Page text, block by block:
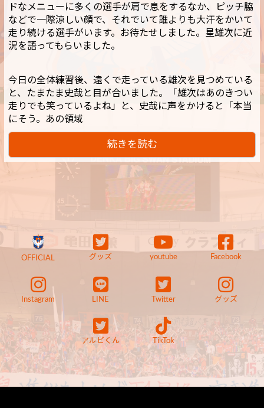
ドなメニューに多くの選手が肩で息をするなか、ピッチ脇
などで一際涼しい顔で、それでいて誰よりも大汗をかいて
走り続ける選手がいます。お待たせしました。星雄次に近
況を語ってもらいました。
今日の全体練習後、遠くで走っている雄次を見つめている
と、たまたま史哉と目が合いました。「雄次はあのきつい
走りでも笑っているよね」と、史哉に声をかけると「本当
にそう。あの領域
続きを読む
OFFICIAL グッズ youtube Facebook
Instagram LINE Twitter グッズ
アルビくん TikTok